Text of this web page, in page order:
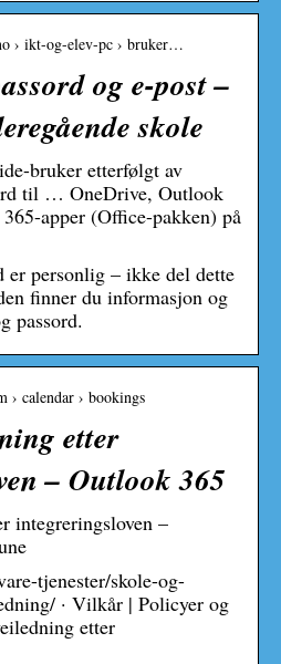
› ikt-og-elev-pc › bruker…
og e-post –
skole
bruker etterfølgt av
til … OneDrive, Outlook
apper (Office-pakken) på
er personlig – ikke del dette
finner du informasjon og
passord.
› calendar › bookings
etter
– Outlook 365
integreringsloven –
tjenester/skole-og-
· Vilkår | Policyer og
etter